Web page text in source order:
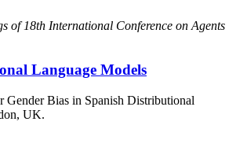
of 18th International Conference on Agents
Language Models
Bias in Spanish Distributional
UK.